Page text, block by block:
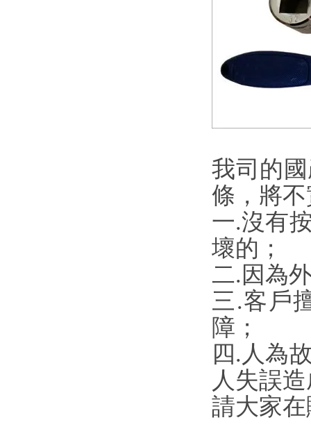
我司的
條，將
一.沒有
壞的；
二.因為
三.客戶
障；
四.人為
人失誤
請大家